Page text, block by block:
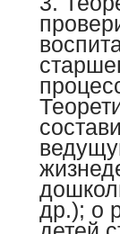
др.); о